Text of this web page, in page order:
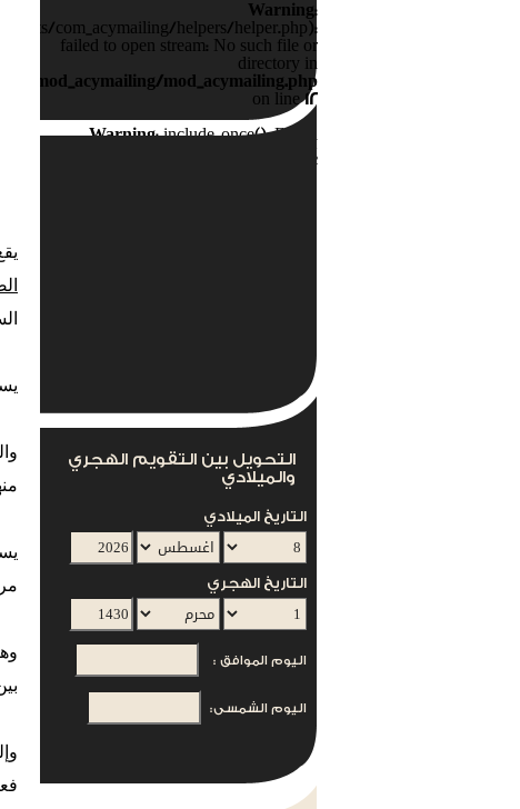
Warning:
com_acymailing/helpers/helper.php):
failed to open stream: No such file or
directory in
mod_acymailing/mod_acymailing.php
on line12
Warning: include_once(): Failed
opening
com_acymailing/helpers/helper.php'
التحويل بين التقويم الهجري
والميلادي
التاريخ الميلادي
التاريخ الهجري
اليوم الموافق :
اليوم الشمسى: